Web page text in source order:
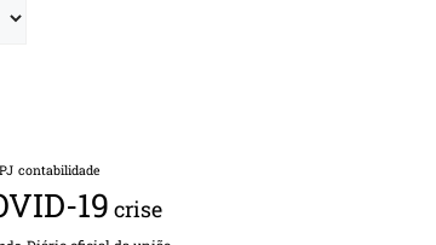
contabilidade
19 crise